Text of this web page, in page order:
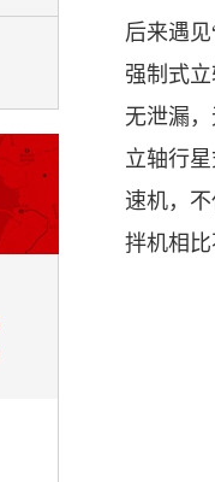
后来遇
强制式
无泄漏
立轴行
速机，
拌机相